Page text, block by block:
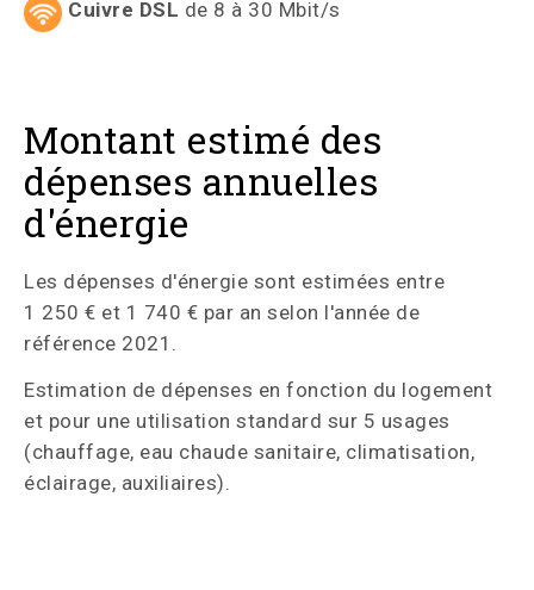
Cuivre DSL de 8 à 30 Mbit/s
Montant estimé des
dépenses annuelles
d'énergie
Les dépenses d'énergie sont estimées entre
1 250 € et 1 740 € par an selon l'année de
référence 2021.
Estimation de dépenses en fonction du logement
et pour une utilisation standard sur 5 usages
(chauffage, eau chaude sanitaire, climatisation,
éclairage, auxiliaires).